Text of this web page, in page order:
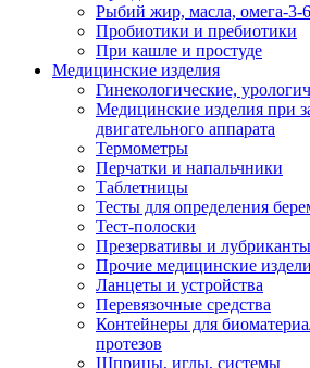
Рыбий жир, масла, омега-3-
Пробиотики и пребиотики
При кашле и простуде
Медицинские изделия
Гинекологические,
Медицинские изделия при
двигательного аппарата
Термометры
Перчатки и напальчники
Таблетницы
Тесты для определения
Тест-полоски
Презервативы и лубриканты
Прочие медицинские
Ланцеты и устройства
Перевязочные средства
Контейнеры для
протезов
Шприцы, иглы, системы